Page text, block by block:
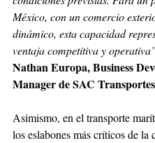
México, con un comercio
dinámico, esta capacidad
ventaja competitiva y
Nathan Europa, Business
Manager de SAC
Asimismo, en el transporte
los eslabones más críticos de la